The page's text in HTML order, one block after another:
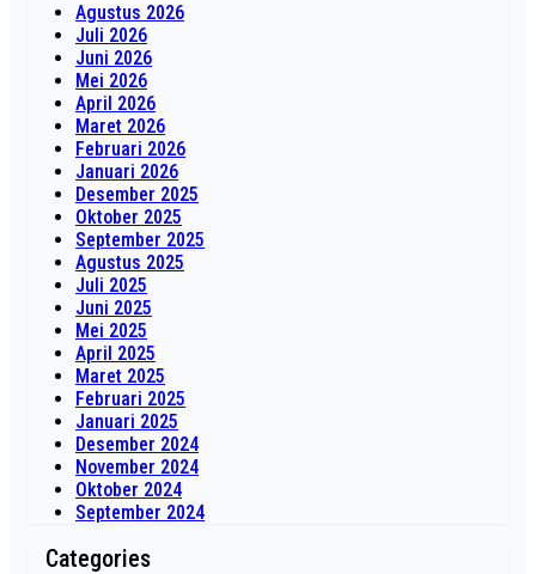
Agustus 2026
Juli 2026
Juni 2026
Mei 2026
April 2026
Maret 2026
Februari 2026
Januari 2026
Desember 2025
Oktober 2025
September 2025
Agustus 2025
Juli 2025
Juni 2025
Mei 2025
April 2025
Maret 2025
Februari 2025
Januari 2025
Desember 2024
November 2024
Oktober 2024
September 2024
Categories